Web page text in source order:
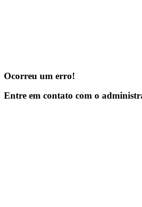
Ocorreu um erro!
Entre em contato com o